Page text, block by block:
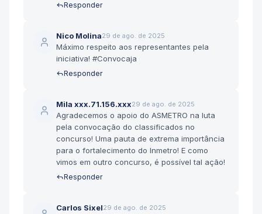
Responder
Nico Molina29 de ago. de 2025
Máximo respeito aos representantes pela
iniciativa! #Convocaja
Responder
Mila xxx.71.156.xxx29 de ago. de 2025
Agradecemos o apoio do ASMETRO na luta
pela convocação do classificados no
concurso! Uma pauta de extrema importância
para o fortalecimento do Inmetro! E como
vimos em outro concurso, é possível tal ação!
Responder
Carlos Sixel29 de ago. de 2025